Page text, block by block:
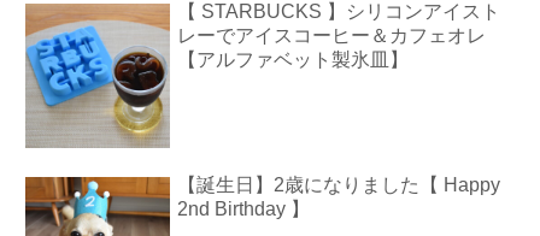
【 STARBUCKS 】シリコンアイスト
レーでアイスコーヒー＆カフェオレ
【アルファベット製氷皿】
【誕生日】2歳になりました【 Happy
2nd Birthday 】